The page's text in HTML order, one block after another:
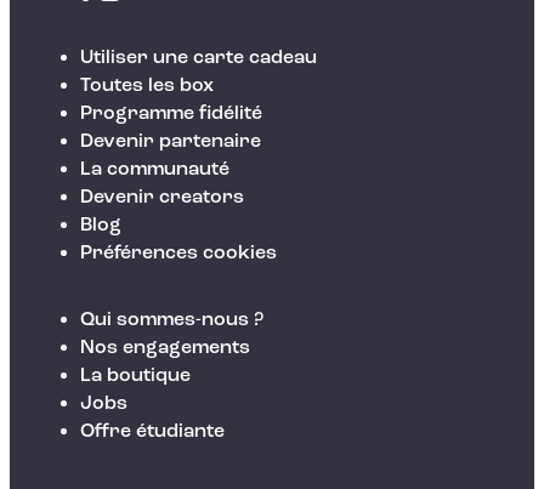
Utiliser une carte cadeau
Toutes les box
Programme fidélité
Devenir partenaire
La communauté
Devenir creators
Blog
Préférences cookies
Qui sommes-nous ?
Nos engagements
La boutique
Jobs
Offre étudiante